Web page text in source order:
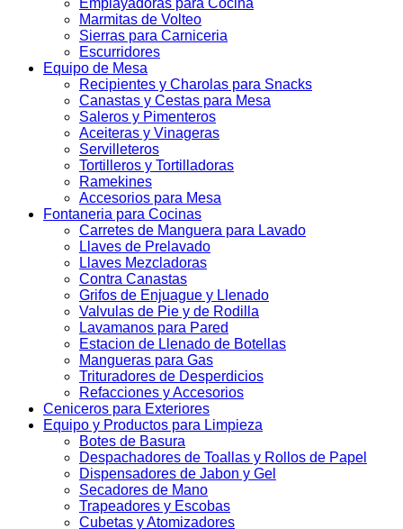
Emplayadoras para Cocina
Marmitas de Volteo
Sierras para Carniceria
Escurridores
Equipo de Mesa
Recipientes y Charolas para Snacks
Canastas y Cestas para Mesa
Saleros y Pimenteros
Aceiteras y Vinageras
Servilleteros
Tortilleros y Tortilladoras
Ramekines
Accesorios para Mesa
Fontaneria para Cocinas
Carretes de Manguera para Lavado
Llaves de Prelavado
Llaves Mezcladoras
Contra Canastas
Grifos de Enjuague y Llenado
Valvulas de Pie y de Rodilla
Lavamanos para Pared
Estacion de Llenado de Botellas
Mangueras para Gas
Trituradores de Desperdicios
Refacciones y Accesorios
Ceniceros para Exteriores
Equipo y Productos para Limpieza
Botes de Basura
Despachadores de Toallas y Rollos de Papel
Dispensadores de Jabon y Gel
Secadores de Mano
Trapeadores y Escobas
Cubetas y Atomizadores